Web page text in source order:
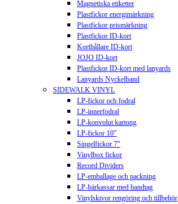
Magnetiska etiketter
Plastfickor energimärkning
Plastfickor prismärkning
Plastfickor ID-kort
Korthållare ID-kort
JOJO ID-kort
Plastfickor ID-kort med lanyards
Lanyards Nyckelband
SIDEWALK VINYL
LP-fickor och fodral
LP-innerfodral
LP-konvolut kartong
LP-fickor 10″
Singelfickor 7″
Vinylbox fickor
Record Dividers
LP-emballage och packning
LP-bärkassar med handtag
Vinylskivor rengöring och tillbehör